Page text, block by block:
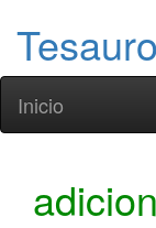
Inicio